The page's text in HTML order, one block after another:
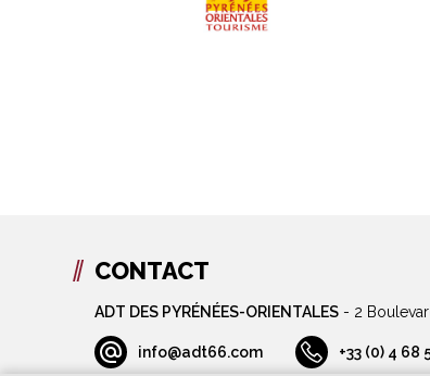
CONTACT
ADT DES PYRÉNÉES-ORIENTALES - 2
info@adt66.com +33 (0) 4 68